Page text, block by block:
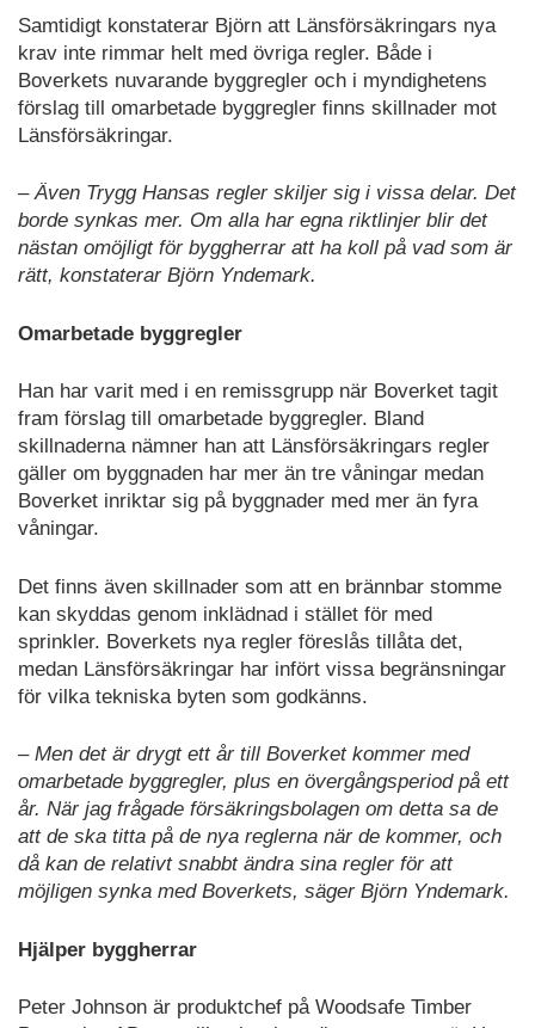
Samtidigt konstaterar Björn att Länsförsäkringars nya
krav inte rimmar helt med övriga regler. Både i
Boverkets nuvarande byggregler och i myndighetens
förslag till omarbetade byggregler finns skillnader mot
Länsförsäkringar.
– Även Trygg Hansas regler skiljer sig i vissa delar. Det
borde synkas mer. Om alla har egna riktlinjer blir det
nästan omöjligt för byggherrar att ha koll på vad som är
rätt, konstaterar Björn Yndemark.
Omarbetade byggregler
Han har varit med i en remissgrupp när Boverket tagit
fram förslag till omarbetade byggregler. Bland
skillnaderna nämner han att Länsförsäkringars regler
gäller om byggnaden har mer än tre våningar medan
Boverket inriktar sig på byggnader med mer än fyra
våningar.
Det finns även skillnader som att en brännbar stomme
kan skyddas genom inklädnad i stället för med
sprinkler. Boverkets nya regler föreslås tillåta det,
medan Länsförsäkringar har infört vissa begränsningar
för vilka tekniska byten som godkänns.
– Men det är drygt ett år till Boverket kommer med
omarbetade byggregler, plus en övergångsperiod på ett
år. När jag frågade försäkringsbolagen om detta sa de
att de ska titta på de nya reglerna när de kommer, och
då kan de relativt snabbt ändra sina regler för att
möjligen synka med Boverkets, säger Björn Yndemark.
Hjälper byggherrar
Peter Johnson är produktchef på Woodsafe Timber